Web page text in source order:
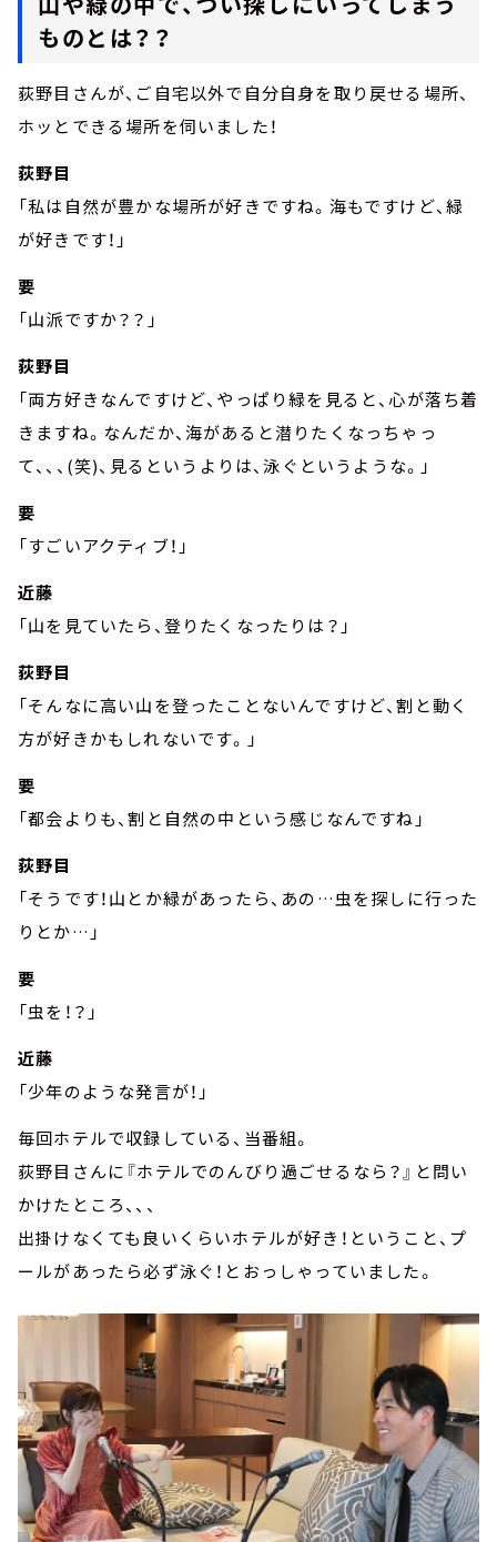
ものとは？？
荻野目さんが、ご自宅以外で自分自身を取り戻せる場所、
ホッとできる場所を伺いました！
荻野目
「私は自然が豊かな場所が好きですね。海もですけど、緑
が好きです！」
要
「山派ですか？？」
荻野目
「両方好きなんですけど、やっぱり緑を見ると、心が落ち着
きますね。なんだか、海があると潜りたくなっちゃっ
て、、、(笑)、見るというよりは、泳ぐというような。」
要
「すごいアクティブ！」
近藤
「山を見ていたら、登りたくなったりは？」
荻野目
「そんなに高い山を登ったことないんですけど、割と動く
方が好きかもしれないです。」
要
「都会よりも、割と自然の中という感じなんですね」
荻野目
「そうです！山とか緑があったら、あの…虫を探しに行った
りとか…」
要
「虫を！？」
近藤
「少年のような発言が！」
毎回ホテルで収録している、当番組。
荻野目さんに『ホテルでのんびり過ごせるなら？』と問い
かけたところ、、、
出掛けなくても良いくらいホテルが好き！ということ、プ
ールがあったら必ず泳ぐ！とおっしゃっていました。